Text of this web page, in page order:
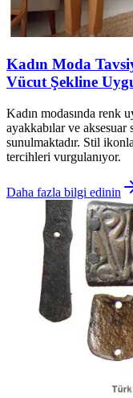
Kadın Moda
Vücut Şekline
Kadın modasında renk
ayakkabılar ve
sunulmaktadır. Stil
tercihleri vurgulanıyor.
Daha fazla bilgi edinin